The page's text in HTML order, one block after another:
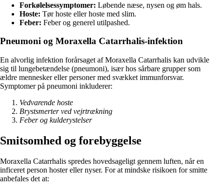
Forkølelsessymptomer: Løbende næse, nysen og øm hals.
Hoste: Tør hoste eller hoste med slim.
Feber: Feber og generel utilpashed.
Pneumoni og Moraxella Catarrhalis-infektion
En alvorlig infektion forårsaget af Moraxella Catarrhalis kan udvikle
sig til lungebetændelse (pneumoni), især hos sårbare grupper som
ældre mennesker eller personer med svækket immunforsvar.
Symptomer på pneumoni inkluderer:
Vedvarende hoste
Brystsmerter ved vejrtrækning
Feber og kulderystelser
Smitsomhed og forebyggelse
Moraxella Catarrhalis spredes hovedsageligt gennem luften, når en
inficeret person hoster eller nyser. For at mindske risikoen for smitte
anbefales det at: